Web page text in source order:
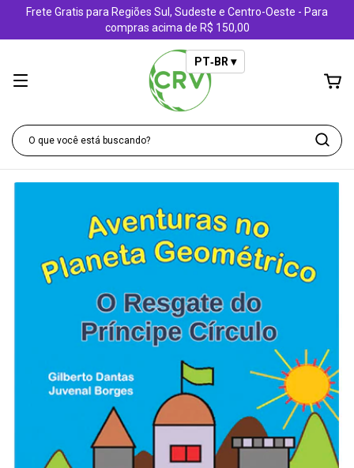
Frete Gratis para Regiões Sul, Sudeste e Centro-Oeste - Para
compras acima de R$ 150,00
PT‑BR ▾